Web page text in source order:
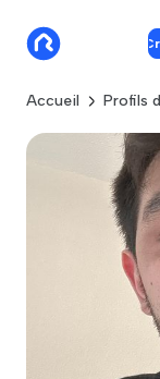
Accueil Profils